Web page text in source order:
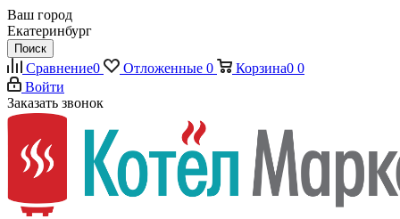
Ваш город
Екатеринбург
Поиск
Сравнение0 Отложенные 0 Корзина0 0
Войти
Заказать звонок